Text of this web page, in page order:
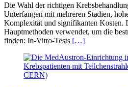
Die Wahl der richtigen
Unterfangen mit mehreren Stadien,
Komplexität und signifikanten Kosten.
Hauptmethoden verwendet, um die
finden: In-Vitro-Tests […]